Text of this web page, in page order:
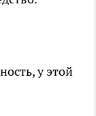
у этой